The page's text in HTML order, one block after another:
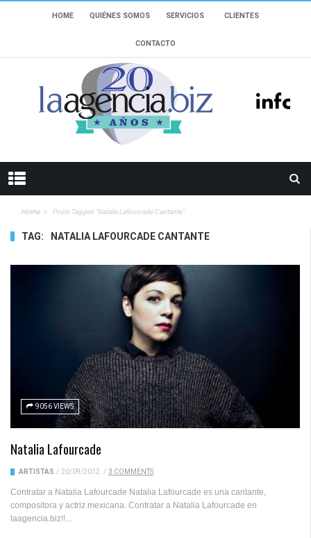
HOME QUIÉNES SOMOS SERVICIOS CLIENTES
CONTACTO
Home Posts Tagged "Natalia Lafourcade Cantante"
TAG: NATALIA LAFOURCADE CANTANTE
9056 VIEWS
Natalia Lafourcade
ARTISTAS / 20/09/2012 / 3 COMMENTS
Contratar a Natalia Lafourcade Natalia Lafourcade es una cantante,
compositora y actriz mexicana. Contratar a Natalia Lafourcade en
laagencia.biz!!...